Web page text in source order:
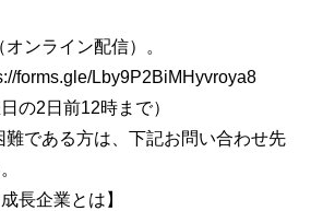
ンライン配信）。
forms.gle/Lby9P2BiMHyvroya8
の2日前12時まで）
である方は、下記お問い合わせ先
長企業とは】